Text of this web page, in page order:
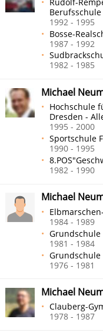
Berufsschule
1992 - 1995
Bosse-
1987 - 1992
1982 - 1985
Michael
Hochschule
Dresden -
1995 - 2000
Sportschule
1990 - 1995
1982 - 1990
Michael
1984 - 1989
1981 - 1984
Grundschule
1976 - 1981
Michael
Clauberg-
1978 - 1987